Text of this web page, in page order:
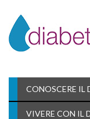
CONOSCERE IL
VIVERE CON IL